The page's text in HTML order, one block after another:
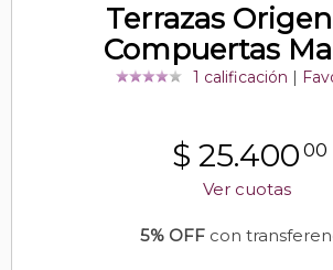
Terrazas
Compuertas
1 calificación
$ 25.400 00
Ver cuotas
5% OFFcon